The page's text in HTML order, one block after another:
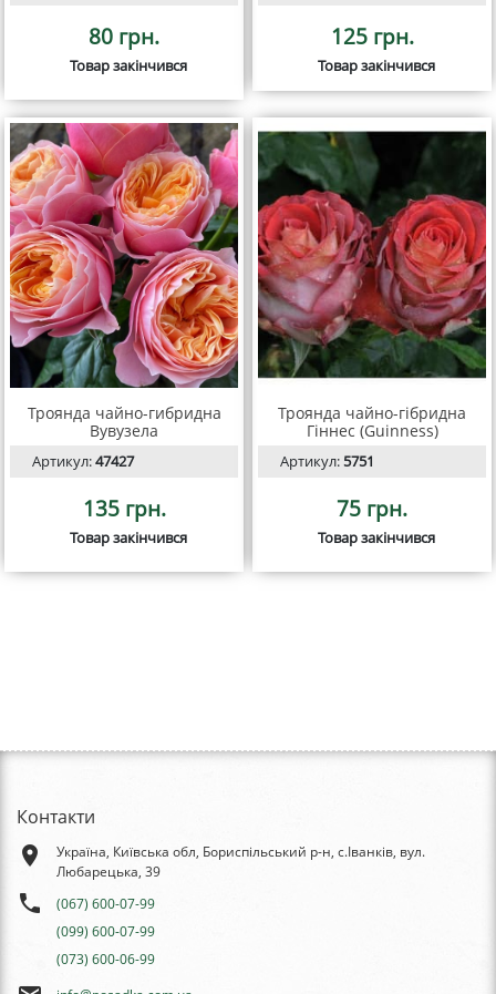
80 грн.
Товар закінчився
125 грн.
Товар закінчився
Троянда чайно-гибридна
Вувузела
Артикул:47427
135 грн.
Товар закінчився
Троянда чайно-гібридна
Гіннес (Guinness)
Артикул:5751
75 грн.
Товар закінчився
Контакти
place
Україна, Київська обл, Бориспільський р-н, с.Іванків, вул.
Любарецька, 39
phone
(067) 600-07-99
(099) 600-07-99
(073) 600-06-99